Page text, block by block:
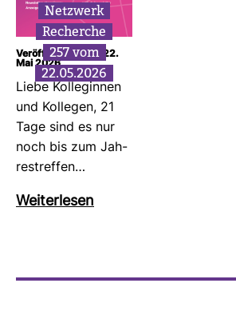
Netz­werk
Recherche
257 vom
22.05.2026
Veröffentlicht am: 22.
Mai 2026
Liebe Kol­le­ginnen
und Kol­legen, 21
Tage sind es nur
noch bis zum Jah­
res­treffen…
Wei­ter­lesen